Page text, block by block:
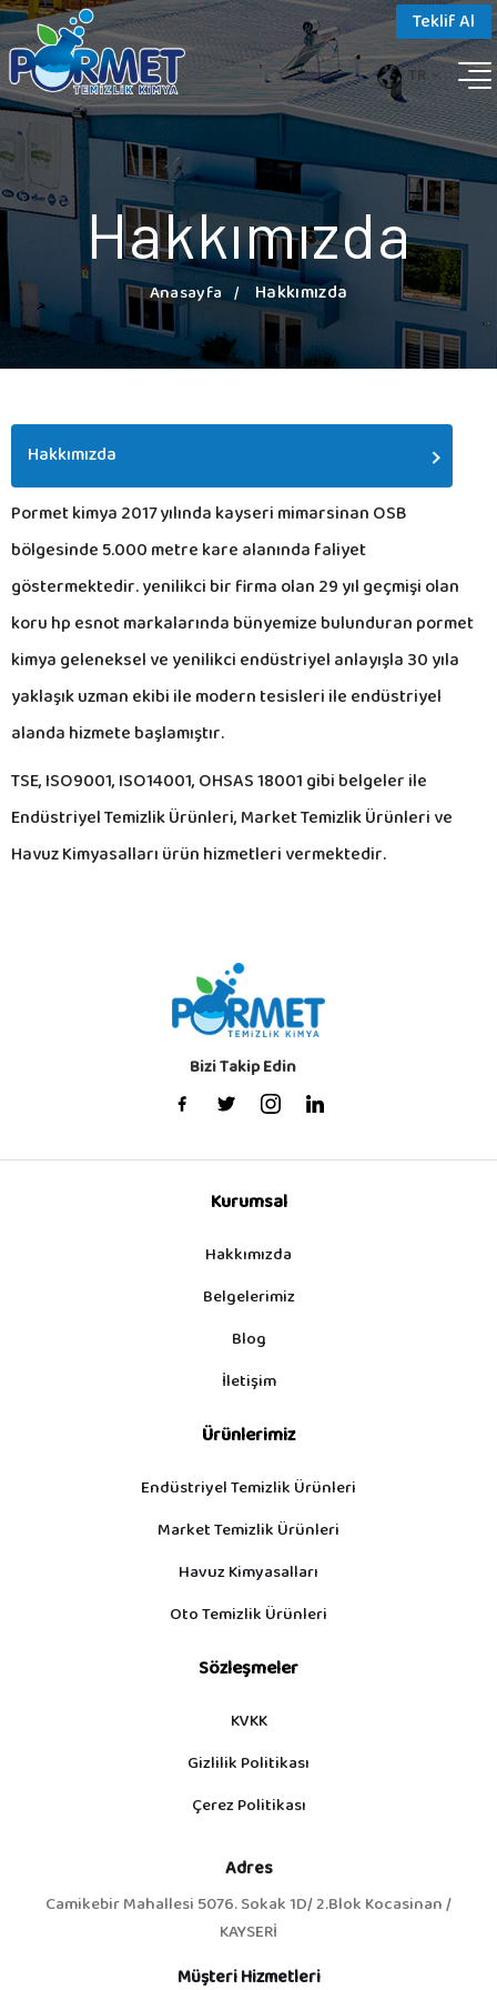
TR
Teklif Al
Hakkımızda
Anasayfa Hakkımızda
Hakkımızda
Pormet kimya 2017 yılında kayseri mimarsinan OSB
bölgesinde 5.000 metre kare alanında faliyet
göstermektedir. yenilikci bir firma olan 29 yıl geçmişi olan
koru hp esnot markalarında bünyemize bulunduran pormet
kimya geleneksel ve yenilikci endüstriyel anlayışla 30 yıla
yaklaşık uzman ekibi ile modern tesisleri ile endüstriyel
alanda hizmete başlamıştır.
TSE, ISO9001, ISO14001, OHSAS 18001 gibi belgeler ile
Endüstriyel Temizlik Ürünleri, Market Temizlik Ürünleri ve
Havuz Kimyasalları ürün hizmetleri vermektedir.
Bizi Takip Edin
Kurumsal
Hakkımızda
Belgelerimiz
Blog
İletişim
Ürünlerimiz
Endüstriyel Temizlik Ürünleri
Market Temizlik Ürünleri
Havuz Kimyasalları
Oto Temizlik Ürünleri
Sözleşmeler
KVKK
Gizlilik Politikası
Çerez Politikası
Adres
Camikebir Mahallesi 5076. Sokak 1D/ 2.Blok Kocasinan /
KAYSERİ
Müşteri Hizmetleri